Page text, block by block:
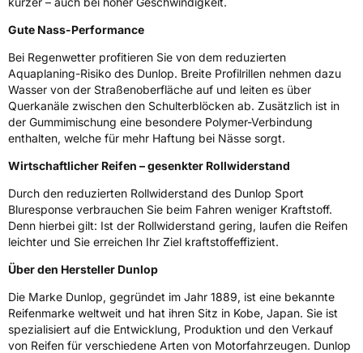
Allgemeine Produktsicherheit (GPSR)
HerstellerkontaktGoodyear S.A. Innovation Center, Avenue
Gordon Smith 7750 Colmar-Berg Luxemburg,
www.goodyear.eu
Gute Nass-Performance
Bei Regenwetter profitieren Sie von dem reduzierten
Aquaplaning-Risiko des Dunlop. Breite Profilrillen nehmen dazu
Wasser von der Straßenoberfläche auf und leiten es über
Querkanäle zwischen den Schulterblöcken ab. Zusätzlich ist in
der Gummimischung eine besondere Polymer-Verbindung
enthalten, welche für mehr Haftung bei Nässe sorgt.
Wirtschaftlicher Reifen – gesenkter Rollwiderstand
Durch den reduzierten Rollwiderstand des Dunlop Sport
Bluresponse verbrauchen Sie beim Fahren weniger Kraftstoff.
Denn hierbei gilt: Ist der Rollwiderstand gering, laufen die Reifen
leichter und Sie erreichen Ihr Ziel kraftstoffeffizient.
Über den Hersteller Dunlop
Die Marke Dunlop, gegründet im Jahr 1889, ist eine bekannte
Reifenmarke weltweit und hat ihren Sitz in Kobe, Japan. Sie ist
spezialisiert auf die Entwicklung, Produktion und den Verkauf
von Reifen für verschiedene Arten von Motorfahrzeugen. Dunlop